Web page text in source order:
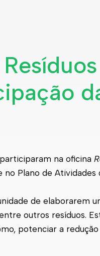
na oficina
no Plano de
de elaborarem
outros resíduos.
potenciar a